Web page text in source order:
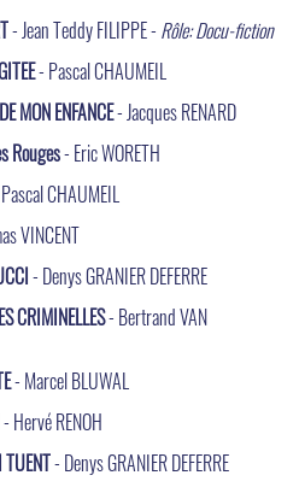
- Jean Teddy FILIPPE - Rôle: Docu-fiction
- Pascal CHAUMEIL
MON ENFANCE- Jacques RENARD
Rouges- Eric WORETH
CHAUMEIL
VINCENT
- Denys GRANIER DEFERRE
CRIMINELLES- Bertrand VAN
- Marcel BLUWAL
- Hervé RENOH
TUENT- Denys GRANIER DEFERRE